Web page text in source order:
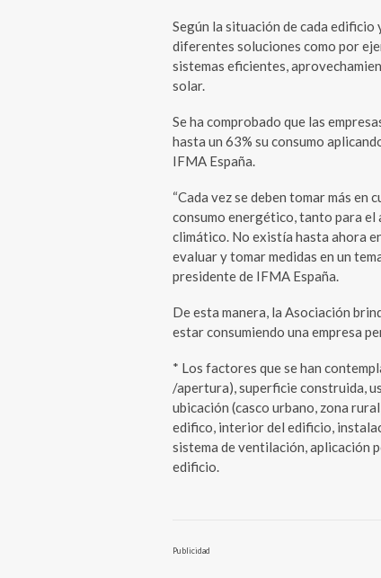
Según la situación de cada
diferentes soluciones como por
sistemas eficientes,
solar.
Se ha comprobado que las
hasta un 63% su consumo
IFMA España.
“Cada vez se deben tomar más en
consumo energético, tanto para el
climático. No existía hasta ahora
evaluar y tomar medidas en un
presidente de IFMA España.
De esta manera, la Asociación
estar consumiendo una empresa
* Los factores que se han
/apertura), superficie construida,
ubicación (casco urbano, zona
edifico, interior del edificio,
sistema de ventilación, aplicación
edificio.
Publicidad